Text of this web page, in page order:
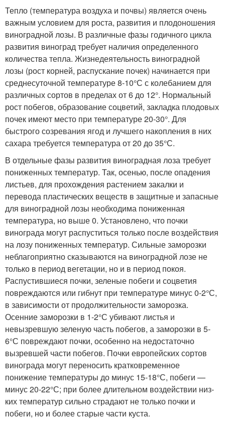
Тепло (температура воздуха и почвы) является очень
важ­ным условием для роста, развития и плодоношения
виноградной лозы. В различные фазы годичного цикла
развития виноград требует наличия определенного
количества тепла. Жизнедея­тельность виноградной
лозы (рост корней, распускание почек) начинается при
среднесуточной температуре 8-10°С с колебанием для
различных сортов в пределах от 6 до 12°. Нормальный
рост побегов, образование соцветий, закладка плодовых
почек имеют место при температуре 20-30°. Для
быстрого созревания ягод и лучшего накопления в них
сахара требуется температура от 20 до 35°С.
В отдельные фазы развития виноградная лоза требует
пони­женных температур. Так, осенью, после опадения
листьев, для прохождения растением закалки и
перевода пластических ве­ществ в защитные и запасные
для виноградной лозы необходима пониженная
температура, но выше 0. Установлено, что почки
винограда могут распуститься только после воздействия
на лозу пониженных температур. Сильные заморозки
неблагоприятно сказываются на вино­градной лозе не
только в период вегетации, но и в период покоя.
Распустившиеся почки, зеленые побеги и соцветия
повреждаются или гибнут при температуре минус 0-2°С,
в зависимости от про­должительности заморозка.
Осенние заморозки в 1-2°С убивают листья и
невызревшую зеленую часть побегов, а заморозки в 5-
6°С повреждают почки, особенно на недостаточно
вызревшей части побегов. Почки европейских сортов
винограда могут переносить кратковременное
понижение температуры до минус 15-18°С, побеги —
минус 20-22°С; при более длительном воздействии низ­
ких температур сильно страдают не только почки и
побеги, но и более старые части куста.